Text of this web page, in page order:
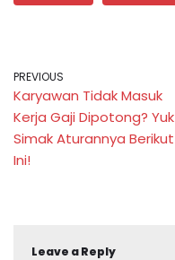
PREVIOUS
Karyawan Tidak Masuk
Kerja Gaji Dipotong? Yuk
Simak Aturannya Berikut
Ini!
Leave a Reply